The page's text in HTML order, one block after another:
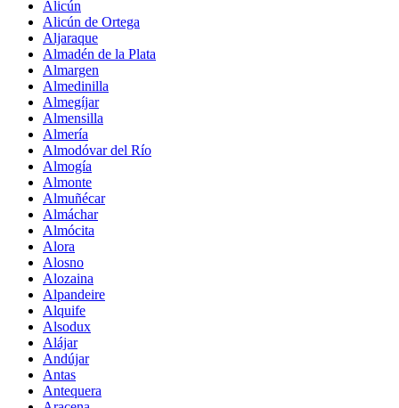
Alicún
Alicún de Ortega
Aljaraque
Almadén de la Plata
Almargen
Almedinilla
Almegíjar
Almensilla
Almería
Almodóvar del Río
Almogía
Almonte
Almuñécar
Almáchar
Almócita
Alora
Alosno
Alozaina
Alpandeire
Alquife
Alsodux
Alájar
Andújar
Antas
Antequera